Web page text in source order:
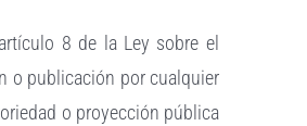
8 de la Ley sobre el
o publicación por cualquier
o proyección pública